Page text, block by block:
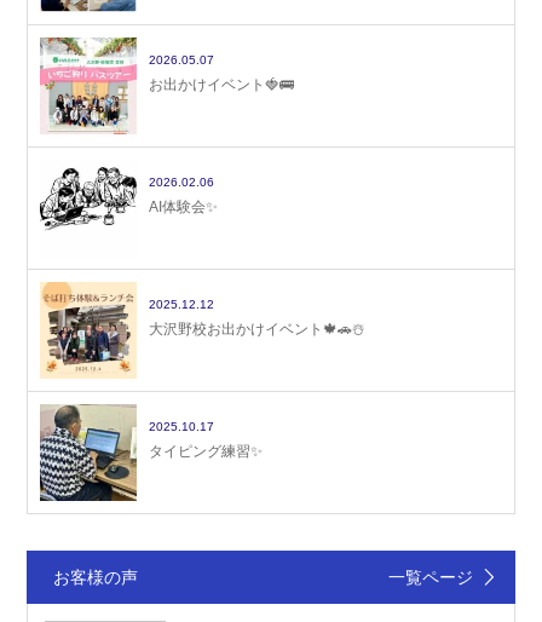
2026.05.07
お出かけイベント🍓🚌
2026.02.06
AI体験会✨
2025.12.12
大沢野校お出かけイベント🍁🚗☃️
2025.10.17
タイピング練習✨
お客様の声 一覧ページ